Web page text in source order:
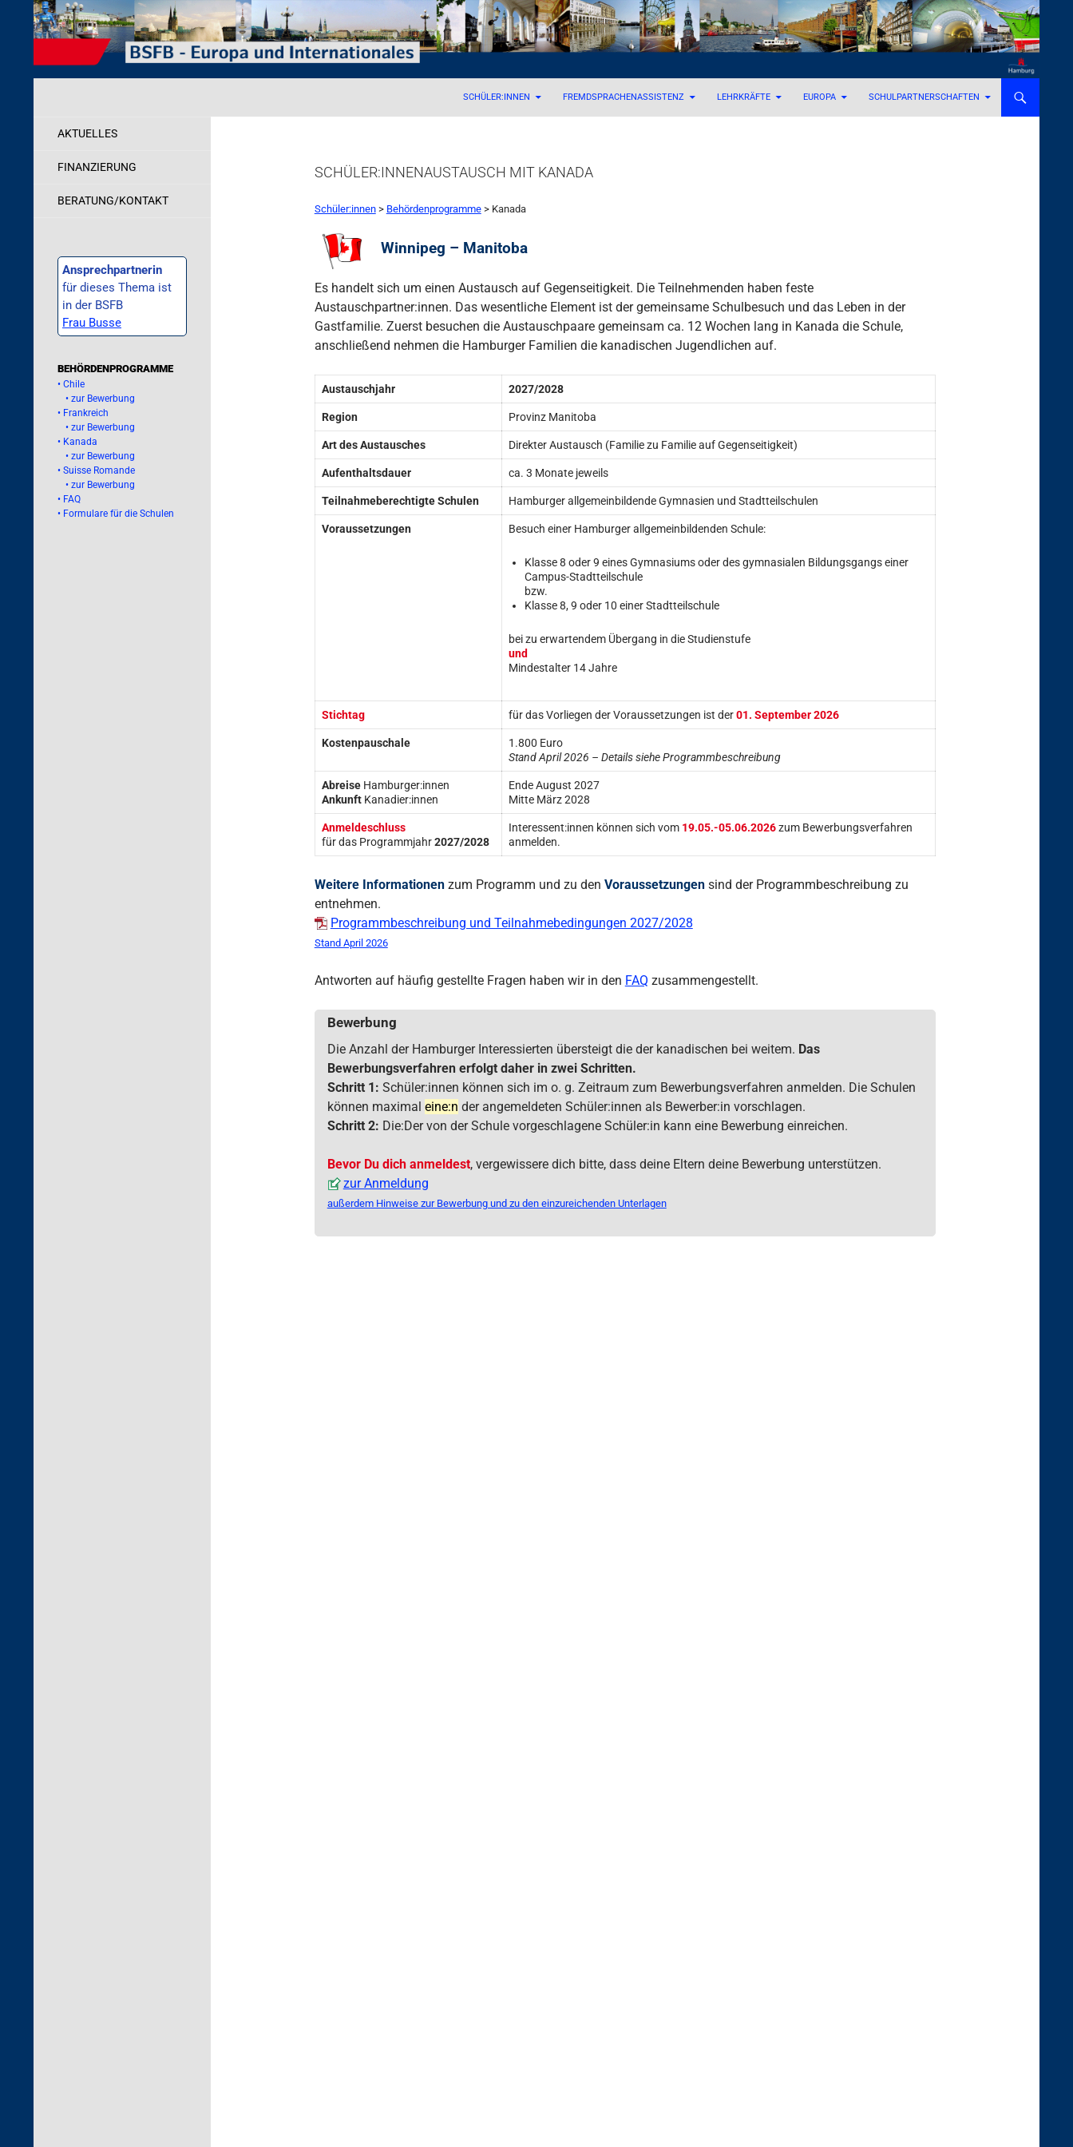
Behörde für Schule, Familie und Berufsbildung – InternationalesSCHÜLER:INNEN FREMDSPRACHENASSISTENZ LEHRKRÄFTE EUROPA SCHULPARTNERSCHAFTEN
SCHÜLER:INNENAUSTAUSCH MIT KANADA
Schüler:innen> Behördenprogramme> Kanada
Winnipeg – Manitoba
Es handelt sich um einen Austausch auf Gegenseitigkeit. Die Teilnehmenden haben feste
Austauschpartner:innen. Das wesentliche Element ist der gemeinsame Schulbesuch und das Leben in der
Gastfamilie. Zuerst besuchen die Austauschpaare gemeinsam ca. 12 Wochen lang in Kanada die Schule,
anschließend nehmen die Hamburger Familien die kanadischen Jugendlichen auf.
Austauschjahr 2027/2028
Region Provinz Manitoba
Art des Austausches Direkter Austausch (Familie zu Familie auf Gegenseitigkeit)
Aufenthaltsdauer ca. 3 Monate jeweils
Teilnahmeberechtigte Schulen Hamburger allgemeinbildende Gymnasien und Stadtteilschulen
Voraussetzungen Besuch einer Hamburger allgemeinbildenden Schule:
Klasse 8 oder 9 eines Gymnasiums oder des gymnasialen Bildungsgangs einer
Campus-Stadtteilschule
bzw.
Klasse 8, 9 oder 10 einer Stadtteilschule
bei zu erwartendem Übergang in die Studienstufe
und
Mindestalter 14 Jahre
Stichtag für das Vorliegen der Voraussetzungen ist der01. September 2026
Kostenpauschale
1.800 Euro
Stand April 2026 – Details siehe Programmbeschreibung
AbreiseHamburger:innen
AnkunftKanadier:innen
Ende August 2027
Mitte März 2028
Anmeldeschluss
für das Programmjahr2027/2028
Interessent:innen können sich vom 19.05.-05.06.2026zum Bewerbungsverfahren
anmelden.
Weitere Informationenzum Programm und zu den Voraussetzungensind der Programmbeschreibung zu
entnehmen.
Programmbeschreibung und Teilnahmebedingungen 2027/2028
Stand April 2026
Antworten auf häufig gestellte Fragen haben wir in den FAQ zusammengestellt.
Bewerbung
Die Anzahl der Hamburger Interessierten übersteigt die der kanadischen bei weitem. Das
Bewerbungsverfahren erfolgt daher in zwei Schritten.
Schritt 1: Schüler:innen können sich im o. g. Zeitraum zum Bewerbungsverfahren anmelden. Die Schulen
können maximal eine:n der angemeldeten Schüler:innen als Bewerber:in vorschlagen.
Schritt 2: Die:Der von der Schule vorgeschlagene Schüler:in kann eine Bewerbung einreichen.
Bevor Du dich anmeldest, vergewissere dich bitte, dass deine Eltern deine Bewerbung unterstützen.
zur Anmeldung
außerdem Hinweise zur Bewerbung und zu den einzureichenden Unterlagen
AKTUELLES
FINANZIERUNG
BERATUNG/KONTAKT
Ansprechpartnerin
für dieses Thema ist
in der BSFB
Frau Busse
BEHÖRDENPROGRAMME
• Chile
• zur Bewerbung
• Frankreich
• zur Bewerbung
• Kanada
• zur Bewerbung
• Suisse Romande
• zur Bewerbung
• FAQ
• Formulare für die Schulen